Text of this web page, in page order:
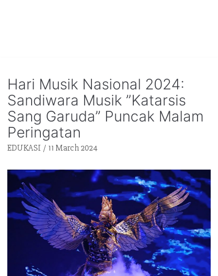
Hari Musik Nasional 2024:
Sandiwara Musik ”Katarsis
Sang Garuda” Puncak Malam
Peringatan
EDUKASI 11 March 2024